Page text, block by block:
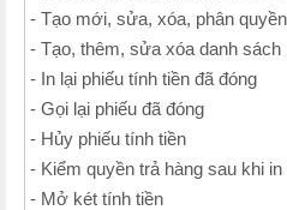
- Tạo mới, sửa, xóa, phân
- Tạo, thêm, sửa xóa danh sách
- In lại phiếu tính tiền đã đóng
- Gọi lại phiếu đã đóng
- Hủy phiếu tính tiền
- Kiểm quyền trả hàng sau khi in
- Mở két tính tiền